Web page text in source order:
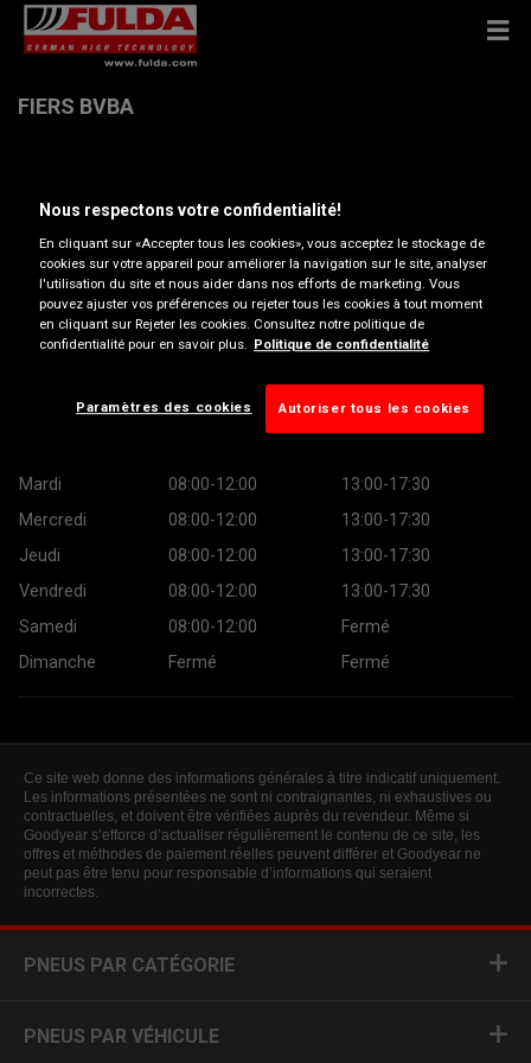
FIERS BVBA
Obtenir directions
Afficher le numéro de téléphone
Heures d’ouverture
Mardi
08:00-12:00
13:00-17:30
Mercredi
08:00-12:00
13:00-17:30
Jeudi
08:00-12:00
13:00-17:30
Vendredi
08:00-12:00
13:00-17:30
Samedi
08:00-12:00
Fermé
Dimanche
Fermé Fermé
Ce site web donne des informations générales à titre indicatif uniquement.
Les informations présentées ne sont ni contraignantes, ni exhaustives ou
contractuelles, et doivent être vérifiées auprès du revendeur. Même si
Goodyear s’efforce d’actualiser régulièrement le contenu de ce site, les
offres et méthodes de paiement réelles peuvent différer et Goodyear ne
peut pas être tenu pour responsable d’informations qui seraient
incorrectes.
PNEUS PAR CATÉGORIE
PNEUS PAR VÉHICULE
Nous respectons votre confidentialité!
En cliquant sur «Accepter tous les cookies», vous acceptez le stockage de
cookies sur votre appareil pour améliorer la navigation sur le site, analyser
l'utilisation du site et nous aider dans nos efforts de marketing. Vous
pouvez ajuster vos préférences ou rejeter tous les cookies à tout moment
en cliquant sur Rejeter les cookies. Consultez notre politique de
confidentialité pour en savoir plus.
Politique de confidentialité
Paramètres des cookies Autoriser tous les cookies